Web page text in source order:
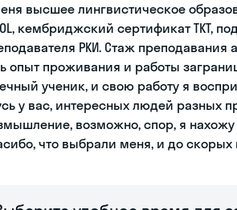
высшее лингвистическое
кембриджский сертификат TKT,
РКИ. Стаж преподавания
опыт проживания и работы
ученик, и свою работу я
у вас, интересных людей разных
возможно, спор, я
что выбрали меня, и до скорых